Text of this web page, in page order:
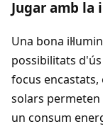
Jugar amb la
Una bona
possibilitats d'ús
focus encastats,
solars
un consum